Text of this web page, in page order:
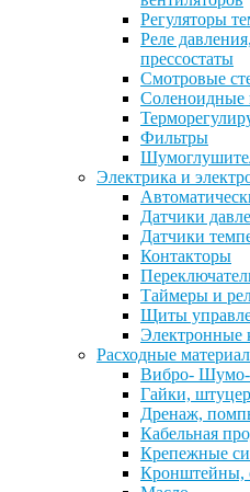
Регуляторы
Реле
прессостаты
Смотровые
Соленоидные
Фильтры
Электрика и
Датчики
Датчики
Контакторы
Таймеры и
Щиты
Электронные
Расходные
Вибро- Шумо-
Гайки,
Дренаж,
Кабельная
Крепежные
Кронштейны,